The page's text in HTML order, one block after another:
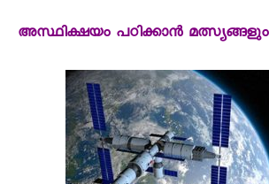
അസ്ഥിക്ഷയം പഠിക്കാൻ മത്സ്യങ്ങളും